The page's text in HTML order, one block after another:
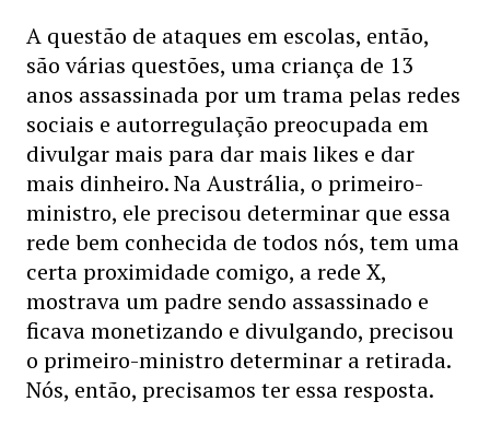
A questão de ataques em escolas, então,
são várias questões, uma criança de 13
anos assassinada por um trama pelas redes
sociais e autorregulação preocupada em
divulgar mais para dar mais likes e dar
mais dinheiro. Na Austrália, o primeiro-
ministro, ele precisou determinar que essa
rede bem conhecida de todos nós, tem uma
certa proximidade comigo, a rede X,
mostrava um padre sendo assassinado e
ficava monetizando e divulgando, precisou
o primeiro-ministro determinar a retirada.
Nós, então, precisamos ter essa resposta.